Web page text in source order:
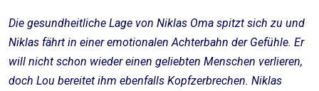
Die gesundheitliche Lage von Niklas Oma spitzt sich zu und
Niklas fährt in einer emotionalen Achterbahn der Gefühle. Er
will nicht schon wieder einen geliebten Menschen verlieren,
doch Lou bereitet ihm ebenfalls Kopfzerbrechen. Niklas